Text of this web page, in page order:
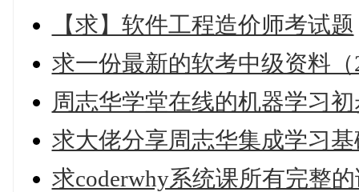
【求】软件工程造价师考试题
求一份最新的软考中级资料（
周志华学堂在线的机器学习
求大佬分享周志华集成学习
求coderwhy系统课所有完整